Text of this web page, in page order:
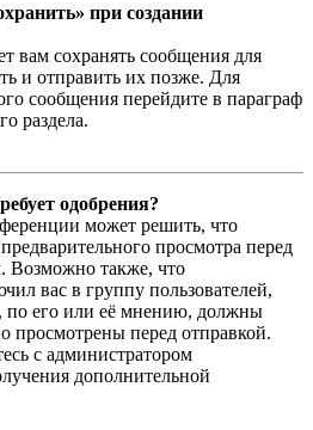
при создании
вам сохранять сообщения для
и отправить их позже. Для
сообщения перейдите в параграф
раздела.
одобрения?
может решить, что
просмотра перед
Возможно также, что
вас в группу пользователей,
по его или её мнению, должны
просмотрены перед отправкой.
с администратором
дополнительной